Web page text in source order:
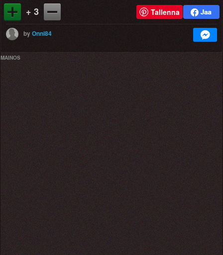
+ 3 Tallenna
byOnni84
MAINOS